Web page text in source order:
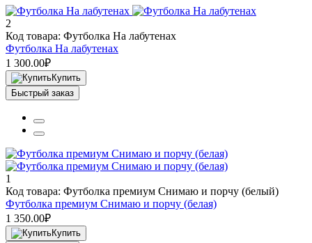
2
Код товара: Футболка На лабутенах
Футболка На лабутенах
1 300.00₽
Купить
Быстрый заказ
1
Код товара: Футболка премиум Снимаю и порчу (белый)
Футболка премиум Снимаю и порчу (белая)
1 350.00₽
Купить